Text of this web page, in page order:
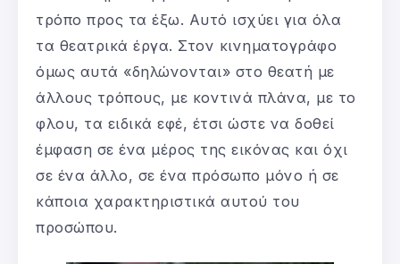
τρόπο προς τα έξω. Αυτό ισχύει για όλα
τα θεατρικά έργα. Στον κινηματογράφο
όμως αυτά «δηλώνονται» στο θεατή με
άλλους τρόπους, με κοντινά πλάνα, με το
φλου, τα ειδικά εφέ, έτσι ώστε να δοθεί
έμφαση σε ένα μέρος της εικόνας και όχι
σε ένα άλλο, σε ένα πρόσωπο μόνο ή σε
κάποια χαρακτηριστικά αυτού του
προσώπου.